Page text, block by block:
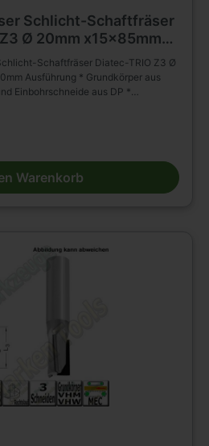
Schlicht-Schaftfräser
Ø 20mm x15x85mm
Schaftfräser Diatec-TRIO Z3 Ø
Ausführung * Grundkörper aus
Einbohrschneide aus DP *
Schlichten, Nuten, Formatieren,
von besonders abrasiven
* Duroplaste/Thermoplaste/HPL:
vf = 3 - 8 m/min * Mineralwerkstoffe: n
Warenkorb